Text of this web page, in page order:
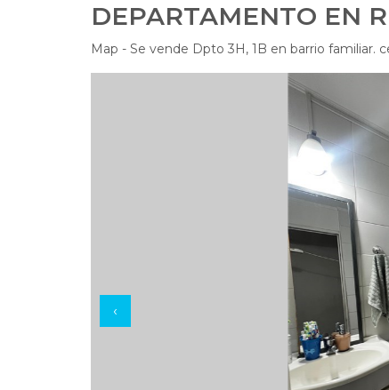
DEPARTAMENTO EN
Map - Se vende Dpto 3H, 1B en barrio familiar.
‹